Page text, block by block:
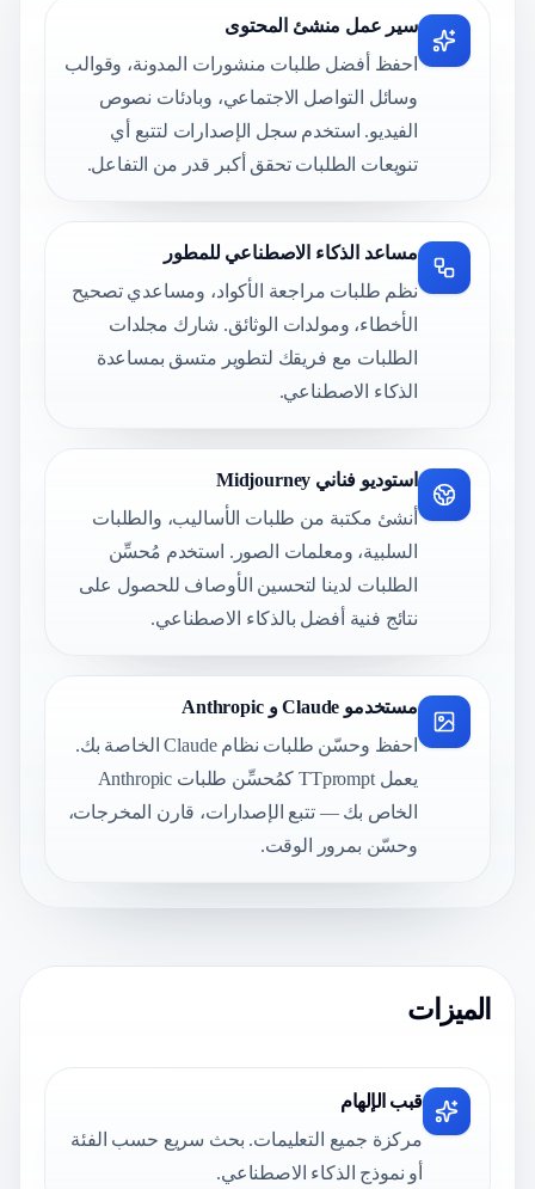
سير عمل منشئ المحتوى
احفظ أفضل طلبات منشورات المدونة، وقوالب
وسائل التواصل الاجتماعي، وبادئات نصوص
الفيديو. استخدم سجل الإصدارات لتتبع أي
تنويعات الطلبات تحقق أكبر قدر من التفاعل.
مساعد الذكاء الاصطناعي للمطور
نظم طلبات مراجعة الأكواد، ومساعدي تصحيح
الأخطاء، ومولدات الوثائق. شارك مجلدات
الطلبات مع فريقك لتطوير متسق بمساعدة
الذكاء الاصطناعي.
استوديو فناني Midjourney
أنشئ مكتبة من طلبات الأساليب، والطلبات
السلبية، ومعلمات الصور. استخدم مُحسِّن
الطلبات لدينا لتحسين الأوصاف للحصول على
نتائج فنية أفضل بالذكاء الاصطناعي.
مستخدمو Claude و Anthropic
احفظ وحسّن طلبات نظام Claude الخاصة بك.
يعمل TTprompt كمُحسِّن طلبات Anthropic
الخاص بك — تتبع الإصدارات، قارن المخرجات،
وحسّن بمرور الوقت.
الميزات
قبب الإلهام
مركزة جميع التعليمات. بحث سريع حسب الفئة
أو نموذج الذكاء الاصطناعي.